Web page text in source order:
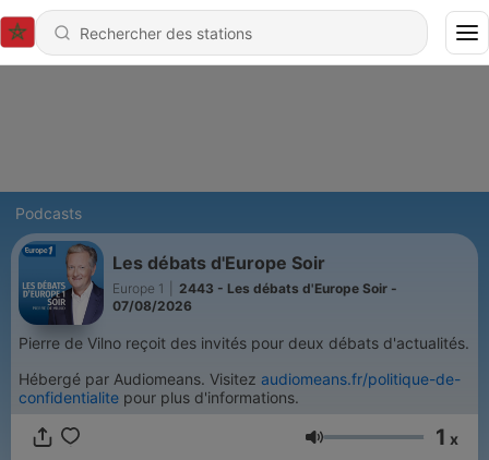
Podcasts
Les débats d'Europe Soir
Europe 1
2443 - Les débats d'Europe Soir -
07/08/2026
Pierre de Vilno reçoit des invités pour deux débats d'actualités.
Hébergé par Audiomeans. Visitez audiomeans.fr/politique-de-
confidentialite pour plus d'informations.
Volume 1 x